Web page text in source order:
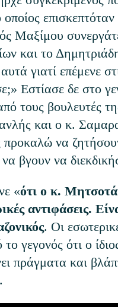
Μαξίμου
και το
γιατί επέμενε
Εστίασε δε στο
τους βουλευτές
και ο κ.
να
βγουν να
«ότι ο κ.
αντιφάσεις.
. Οι
γεγονός ότι ο
πράγματα και